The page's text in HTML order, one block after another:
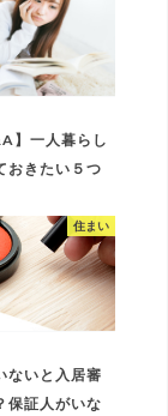
】一人暮らし
おきたい５つ
住まい
ないと入居審
保証人がいな